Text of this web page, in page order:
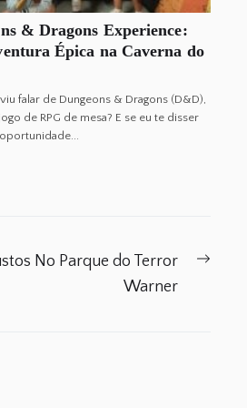
& Dragons Experience:
Épica na Caverna do
falar de Dungeons & Dragons (D&D),
de RPG de mesa? E se eu te disser
Next
No Parque do Terror
Warner